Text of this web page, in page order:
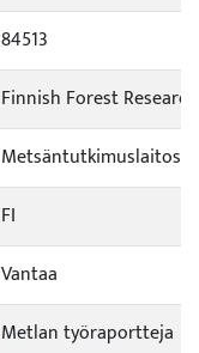
84513
Finnish Forest
Metsäntutkimuslaitos
FI
Vantaa
Metlan työraportteja